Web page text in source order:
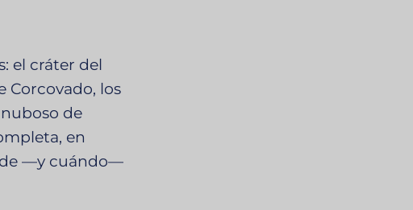
el cráter del
Corcovado, los
de
en
—y cuándo—